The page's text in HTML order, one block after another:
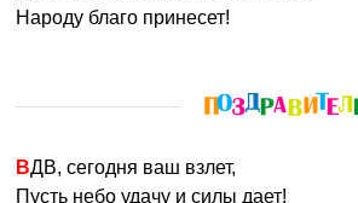
Народу благо принесет!
ВДВ, сегодня ваш взлет,
Пусть небо удачу и силы дает!